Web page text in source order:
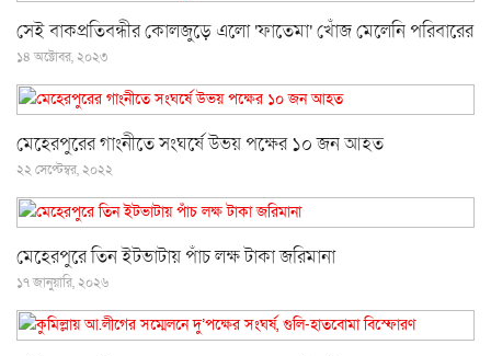
সেই বাকপ্রতিবন্ধীর কোলজুড়ে এলো 'ফাতেমা' খোঁজ মেলেনি পরিবারের
১৪ অক্টোবর, ২০২৩
মেহেরপুরের গাংনীতে সংঘর্ষে উভয় পক্ষের ১০ জন আহত
২২ সেপ্টেম্বর, ২০২২
মেহেরপুরে তিন ইটভাটায় পাঁচ লক্ষ টাকা জরিমানা
১৭ জানুয়ারি, ২০২৬